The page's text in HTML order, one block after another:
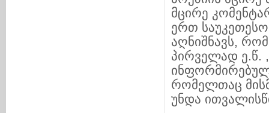
მცირე
ერთ
აღნიშნავს,
პირველად ე.წ.
რომელთაც
უნდა